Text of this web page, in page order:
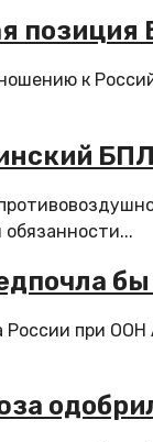
к
при